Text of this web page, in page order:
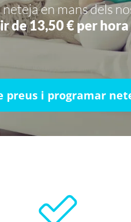
en mans dels
de 13,50 € per
preus i programar